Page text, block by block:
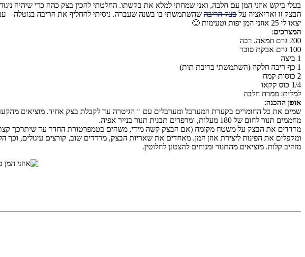
בעלי ביקש אוזני המן עם חלבה, ואני שמחתי למלא את בקשתו. החלטתי להכין בצק כהה כדי שיהיה
הבצק זו ואריאציה על בצק הריבה שהשתמשתי בו בשנה שעברה. ניסיתי להחליף את הריבה בנוטלה –
יצאו לי 25 אוזני המן יפות וטעימות 🙂
המצרכים:
200 גרם חמאה, רכה
100 גרם אבקת סוכר
1 ביצה
1 כף ריבה חלקה (השתמשתי בריבת תות)
2 כוסות קמח
1/4 כוס קקאו
למלית: ממרח חלבה
אופן ההכנה:
שמים את כל החומרים בקערת המערבל ומערבלים עם וו הגיטרה עד לקבלת בצק אחיד. מוציאים
מחממים תנור לחום של 180 מעלות, ומרפדים תבנית תנור בנייר אפיה.
מזהיב קלות. מוציאים מהתנור ומניחים להצטנן לחלוטין.